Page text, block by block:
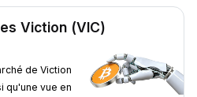
Viction (VIC)
de Viction
qu'une vue en